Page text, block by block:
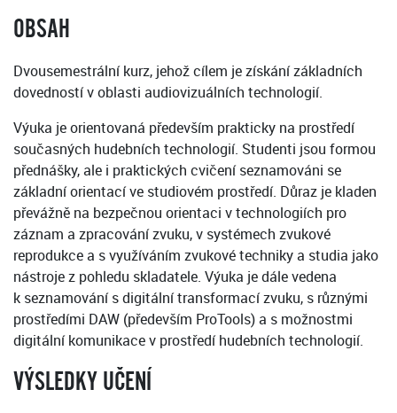
OBSAH
Dvousemestrální kurz, jehož cílem je získání základních
dovedností v oblasti audiovizuálních technologií.
Výuka je orientovaná především prakticky na prostředí
současných hudebních technologií. Studenti jsou formou
přednášky, ale i praktických cvičení seznamováni se
základní orientací ve studiovém prostředí. Důraz je kladen
převážně na bezpečnou orientaci v technologiích pro
záznam a zpracování zvuku, v systémech zvukové
reprodukce a s využíváním zvukové techniky a studia jako
nástroje z pohledu skladatele. Výuka je dále vedena
k seznamování s digitální transformací zvuku, s různými
prostředími DAW (především ProTools) a s možnostmi
digitální komunikace v prostředí hudebních technologií.
VÝSLEDKY UČENÍ